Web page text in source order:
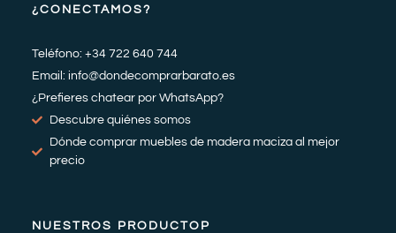
¿CONECTAMOS?
Teléfono: +34 722 640 744
Email: info@dondecomprarbarato.es
¿Prefieres chatear por WhatsApp?
Descubre quiénes somos
Dónde comprar muebles de madera maciza al mejor
precio
NUESTROS PRODUCTOP